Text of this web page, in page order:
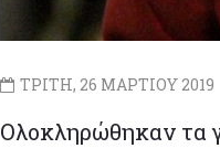
ΤΡΙΤΗ, 26 ΜΑΡΤΙΟΥ 2019
Ολοκληρώθηκαν τα